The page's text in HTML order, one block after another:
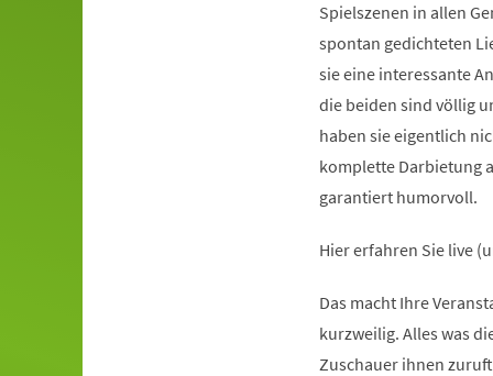
Spielszenen in allen
spontan gedichteten
sie eine interessante
die beiden sind völlig
haben sie eigentlich
komplette Darbietung
garantiert humorvoll.
Hier erfahren Sie live
Das macht Ihre
kurzweilig. Alles was
Zuschauer ihnen